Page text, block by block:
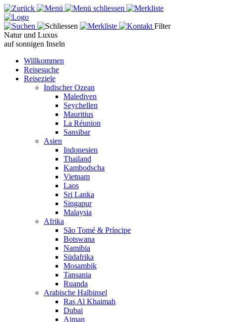
Filter
Natur und Luxus
auf sonnigen Inseln
Willkommen
Reisesuche
Reiseziele
Indischer Ozean
Malediven
Seychellen
Mauritius
La Réunion
Sansibar
Asien
Indonesien
Thailand
Kambodscha
Vietnam
Laos
Sri Lanka
Singapur
Malaysia
Afrika
São Tomé & Príncipe
Botswana
Namibia
Südafrika
Mosambik
Tansania
Ruanda
Arabische Halbinsel
Ras Al Khaimah
Dubai
Ajman